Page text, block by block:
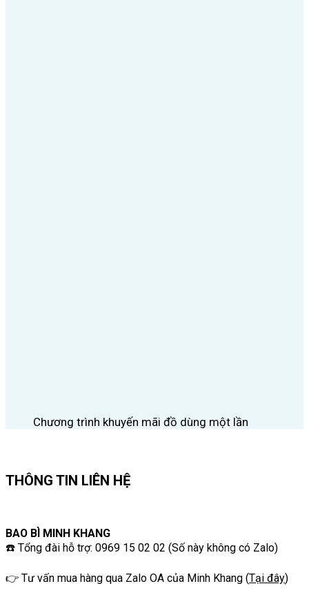
Chương trình khuyến mãi đồ dùng một lần
THÔNG TIN LIÊN HỆ
BAO BÌ MINH KHANG
☎️ Tổng đài hỗ trợ: 0969 15 02 02 (Số này không có Zalo)
👉 Tư vấn mua hàng qua Zalo OA của Minh Khang (Tại đây)